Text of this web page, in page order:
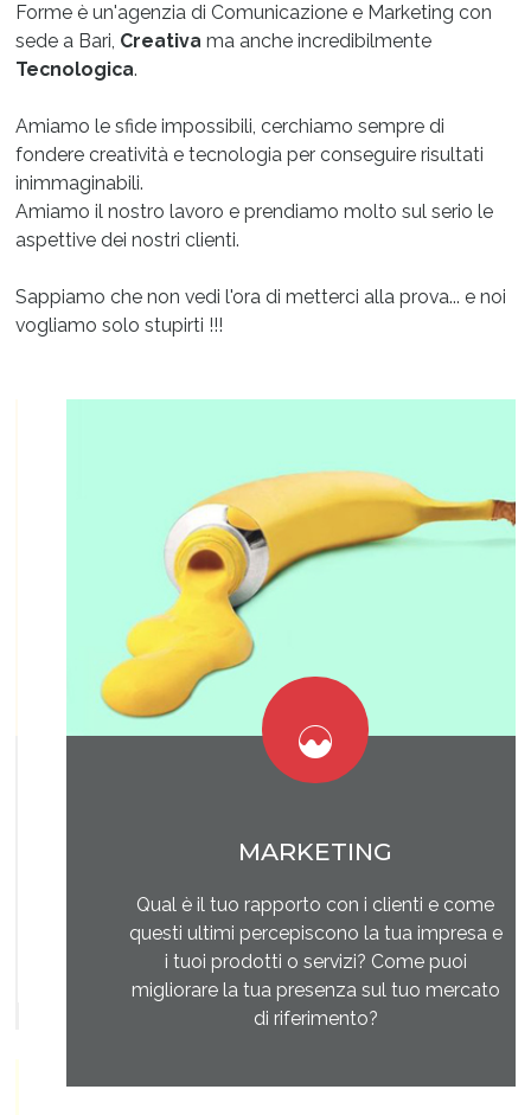
Forme è un'agenzia di Comunicazione e Marketing con
sede a Bari, Creativa ma anche incredibilmente
Tecnologica.
Amiamo le sfide impossibili, cerchiamo sempre di
fondere creatività e tecnologia per conseguire risultati
inimmaginabili.
Amiamo il nostro lavoro e prendiamo molto sul serio le
aspettive dei nostri clienti.
Sappiamo che non vedi l'ora di metterci alla prova... e noi
vogliamo solo stupirti !!!
MARKETING
Qual è il tuo rapporto con i clienti e come
questi ultimi percepiscono la tua impresa e
i tuoi prodotti o servizi? Come puoi
migliorare la tua presenza sul tuo mercato
di riferimento?